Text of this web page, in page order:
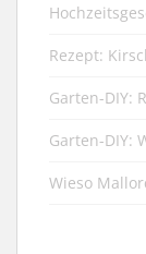
Rezept:
Garten-DIY:
Garten-DIY:
Wieso